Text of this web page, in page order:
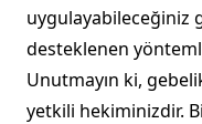
uygulayabileceğiniz
desteklenen
Unutmayın ki,
yetkili hekiminizdir.